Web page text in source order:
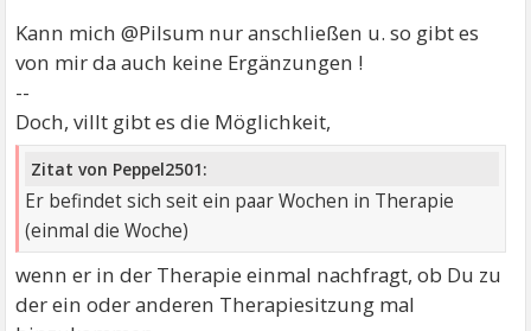
Kann mich @Pilsum nur anschließen u. so gibt es
von mir da auch keine Ergänzungen !
--
Doch, villt gibt es die Möglichkeit,
Zitat von Peppel2501:
Er befindet sich seit ein paar Wochen in Therapie
(einmal die Woche)
wenn er in der Therapie einmal nachfragt, ob Du zu
der ein oder anderen Therapiesitzung mal